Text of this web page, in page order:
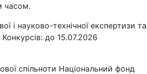
часом.
і науково-технічної експертизи та
Конкурсів: до 15.07.2026
спільноти Національний фонд